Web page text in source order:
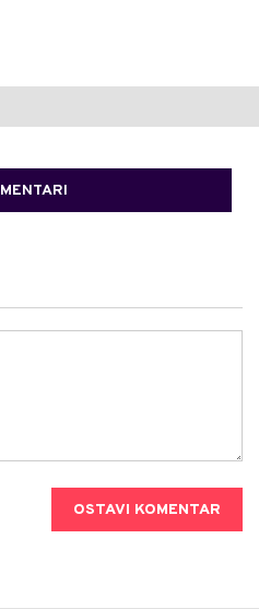
OSTAVI KOMENTAR